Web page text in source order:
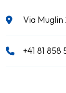
Via Muglin
+41 81 858